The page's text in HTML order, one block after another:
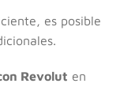
es posible
Revolut en